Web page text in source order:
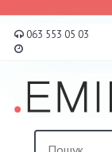
063 553 05 03